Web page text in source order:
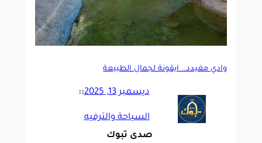
وادي مغيدد.. أيقونة لجمال الطبيعة
ديسمبر 13, 2025 ::
السياحة والترفيه
صدى تبوك